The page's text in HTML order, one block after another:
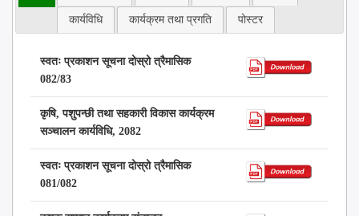
कार्यविधि कार्यक्रम तथा प्रगति पोस्टर
स्वतः प्रकाशन सूचना दोस्रो त्रैमासिक
082/83
कृषि, पशुपन्छी तथा सहकारी विकास कार्यक्रम
सञ्चालन कार्यविधि, 2082
स्वतः प्रकाशन सूचना दोस्रो त्रैमासिक
081/082